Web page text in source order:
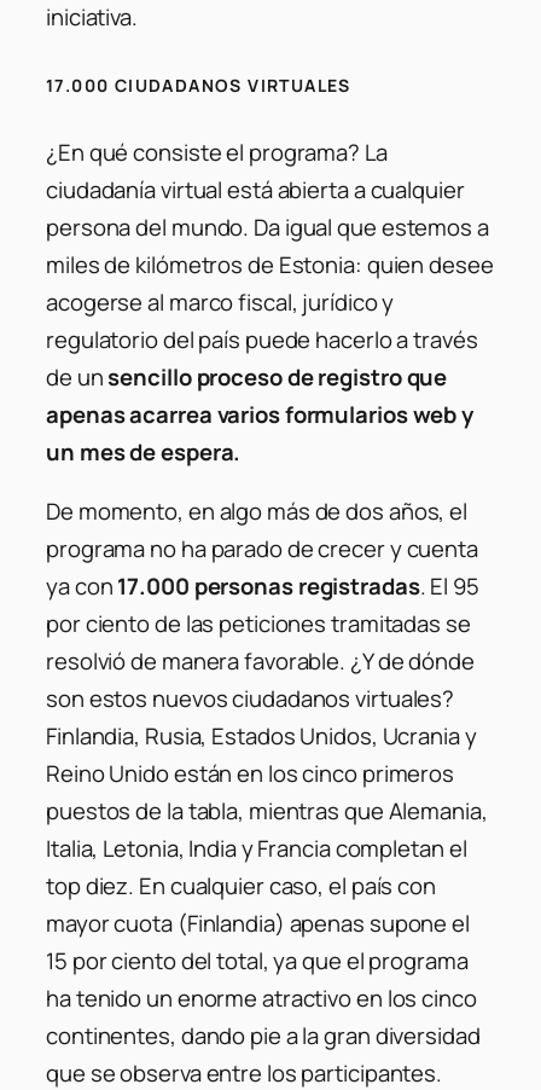
iniciativa.
17.000 CIUDADANOS VIRTUALES
¿En qué consiste el programa? La
ciudadanía virtual está abierta a cualquier
persona del mundo. Da igual que estemos a
miles de kilómetros de Estonia: quien desee
acogerse al marco fiscal, jurídico y
regulatorio del país puede hacerlo a través
de unsencillo proceso de registro que
apenas acarrea varios formularios web y
un mes de espera.
De momento, en algo más de dos años, el
programa no ha parado de crecer y cuenta
ya con17.000 personas registradas. El 95
por ciento de las peticiones tramitadas se
resolvió de manera favorable. ¿Y de dónde
son estos nuevos ciudadanos virtuales?
Finlandia, Rusia, Estados Unidos, Ucrania y
Reino Unido están en los cinco primeros
puestos de la tabla, mientras que Alemania,
Italia, Letonia, India y Francia completan el
top diez. En cualquier caso, el país con
mayor cuota (Finlandia) apenas supone el
15 por ciento del total, ya que el programa
ha tenido un enorme atractivo en los cinco
continentes, dando pie a la gran diversidad
que se observa entre los participantes.